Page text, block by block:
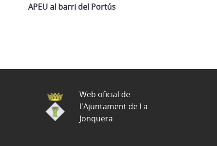
APEU al barri del Portús
Web oficial de
l'Ajuntament de La
Jonquera